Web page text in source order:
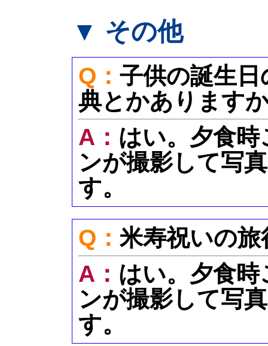
▼ その他
Q： 子供の誕生
典とかあります
A： はい。夕食
ンが撮影して写
す。
Q： 米寿祝いの
A： はい。夕食
ンが撮影して写
す。